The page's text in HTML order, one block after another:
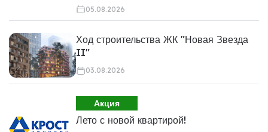
05.08.2026
Ход строительства ЖК "Новая Звезда
II"
03.08.2026
Акция
Лето с новой квартирой!